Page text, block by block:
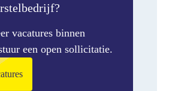
vacatures binnen
een open sollicitatie.